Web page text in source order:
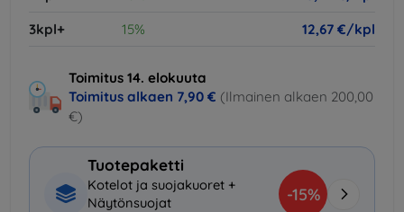
3kpl+
15% 12,67 €/kpl
Toimitus 14. elokuuta
Toimitus alkaen 7,90 € (Ilmainen alkaen 200,00
€)
Tuotepaketti
Kotelot ja suojakuoret +
Näytönsuojat
-15%